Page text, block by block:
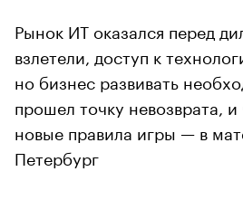
Рынок ИТ оказался перед
взлетели, доступ к
но бизнес развивать
прошел точку невозврата,
новые правила игры — в
Петербург